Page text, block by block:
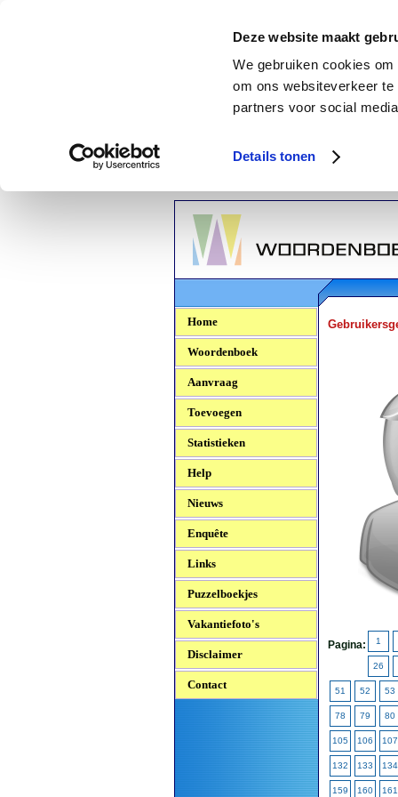
Deze website maakt
We gebruiken cookies
om ons websiteverkeer
partners voor social
Details tonen
Woordenboek.NU
Home
Woordenboek
Aanvraag
Toevoegen
Statistieken
Help
Nieuws
Enquête
Links
Puzzelboekjes
Vakantiefoto's
Disclaimer
Contact
Pagina: 1
26
51 52 53
78 79 80
105 106 107
132 133 134
159 160 161